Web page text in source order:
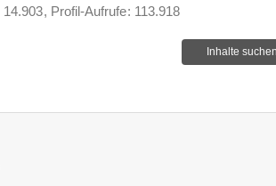
14.903 Profil-Aufrufe 113.918
Inhalte